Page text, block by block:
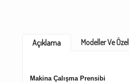
Açıklama Modeller Ve
Makina Çalışma Prensibi